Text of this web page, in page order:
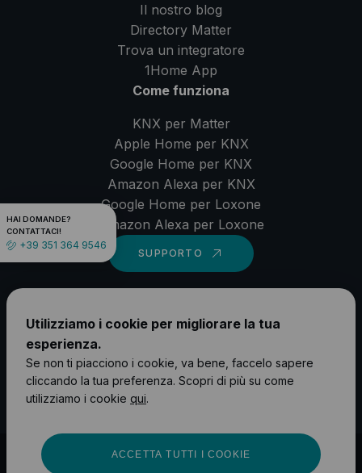
HAI DOMANDE?
CONTATTACI!
+39 351 364 9546
Il nostro blog
Directory Matter
Trova un integratore
1Home App
Come funziona
KNX per Matter
Apple Home per KNX
Google Home per KNX
Amazon Alexa per KNX
Google Home per Loxone
Amazon Alexa per Loxone
SUPPORTO
YouTube
Instagram
Facebook
©2026 1Home Solutions GmbH
Utilizziamo i cookie per migliorare la tua
esperienza.
Se non ti piacciono i cookie, va bene, faccelo sapere
cliccando la tua preferenza. Scopri di più su come
utilizziamo i cookie qui.
ACCETTA TUTTI I COOKIE